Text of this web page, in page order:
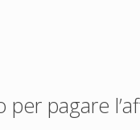
pagare